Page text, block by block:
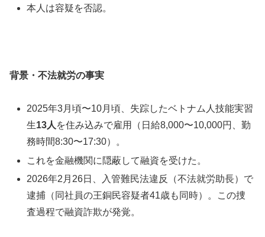
本人は容疑を否認。
背景・不法就労の事実
2025年3月頃〜10月頃、失踪したベトナム人技能実習
生13人を住み込みで雇用（日給8,000〜10,000円、勤
務時間8:30〜17:30）。
これを金融機関に隠蔽して融資を受けた。
2026年2月26日、入管難民法違反（不法就労助長）で
逮捕（同社員の王銅民容疑者41歳も同時）。この捜
査過程で融資詐欺が発覚。